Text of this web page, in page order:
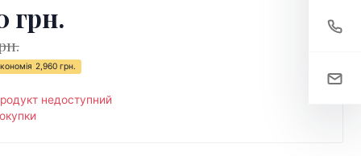
грн.
2,960 грн.
недоступний